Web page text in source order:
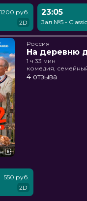
1200 руб.
2D
23:05
Зал №5 - Classic
Россия
На деревню
1 ч 33 мин
комедия,
4 отзыва
550 руб.
2D